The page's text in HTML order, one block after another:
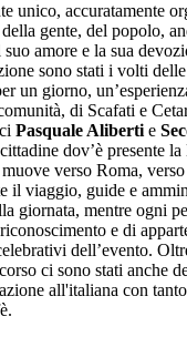
unico, accuratamente
gente, del popolo,
amore e la sua
sono stati i volti
un giorno,
di Scafati e
Pasquale Aliberti e
dov’è presente
verso Roma,
il viaggio, guide e
giornata, mentre ogni
e di
dell’evento.
ci sono stati anche
all'italiana con